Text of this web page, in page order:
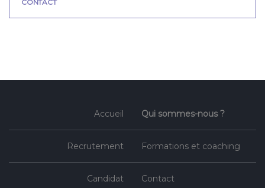
CONTACT
Accueil Qui sommes-nous ?
Recrutement Formations et coaching
Candidat Contact